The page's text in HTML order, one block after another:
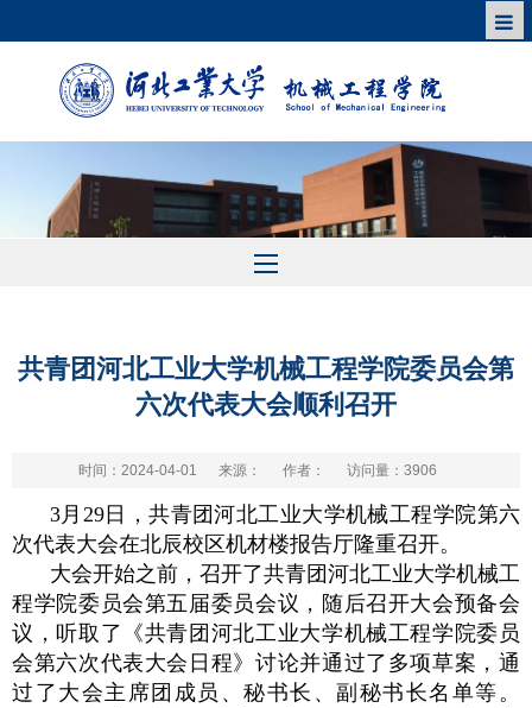
共青团河北工业大学机械工程学院委员会第
六次代表大会顺利召开
时间：2024-04-01 来源： 作者： 访问量： 3906
3月29日，共青团河北工业大学机械工程学院第六
次代表大会在北辰校区机材楼报告厅隆重召开。
大会开始之前，召开了共青团河北工业大学机械工
程学院委员会第五届委员会议，随后召开大会预备会
议，听取了《共青团河北工业大学机械工程学院委员
会第六次代表大会日程》讨论并通过了多项草案，通
过了大会主席团成员、秘书长、副秘书长名单等。